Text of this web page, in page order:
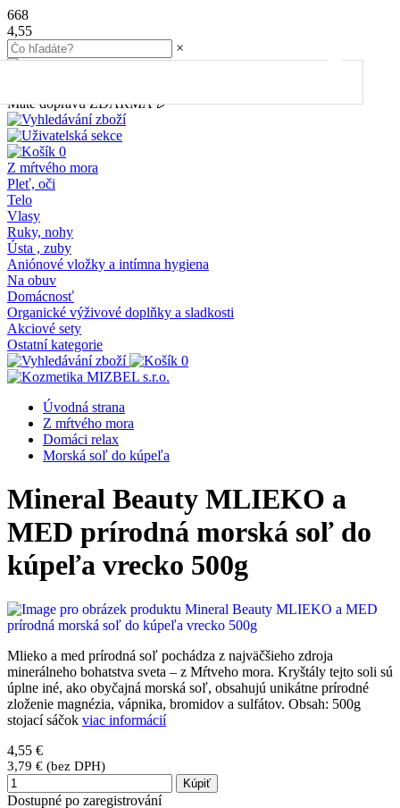
668
4,55
×
Máte dopravu ZDARMA 🎉
0
Z mŕtvého mora
Pleť, oči
Telo
Vlasy
Ruky, nohy
Ústa , zuby
Aniónové vložky a intímna hygiena
Na obuv
Domácnosť
Organické výživové doplňky a sladkosti
Akciové sety
Ostatní kategorie
0
Úvodná strana
Z mŕtvého mora
Domáci relax
Morská soľ do kúpeľa
Mineral Beauty MLIEKO a
MED prírodná morská soľ do
kúpeľa vrecko 500g
Mlieko a med prírodná soľ pochádza z najväčšieho zdroja
minerálneho bohatstva sveta – z Mŕtveho mora. Kryštály tejto soli sú
úplne iné, ako obyčajná morská soľ, obsahujú unikátne prírodné
zloženie magnézia, vápnika, bromidov a sulfátov. Obsah: 500g
stojací sáčok viac informácií
4,55 €
3,79 € (bez DPH)
Kúpiť
Dostupné po zaregistrování